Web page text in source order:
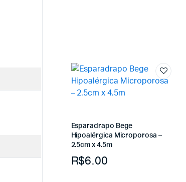
Esparadrapo Bege
Hipoalérgica Microporosa –
2.5cm x 4.5m
R$6.00